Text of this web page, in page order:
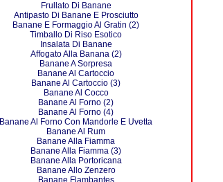
Frullato Di Banane
Antipasto Di Banane E Prosciutto
Banane E Formaggio Al Gratin (2)
Timballo Di Riso Esotico
Insalata Di Banane
Affogato Alla Banana (2)
Banane A Sorpresa
Banane Al Cartoccio
Banane Al Cartoccio (3)
Banane Al Cocco
Banane Al Forno (2)
Banane Al Forno (4)
Banane Al Forno Con Mandorle E Uvetta
Banane Al Rum
Banane Alla Fiamma
Banane Alla Fiamma (3)
Banane Alla Portoricana
Banane Allo Zenzero
Banane Flambantes